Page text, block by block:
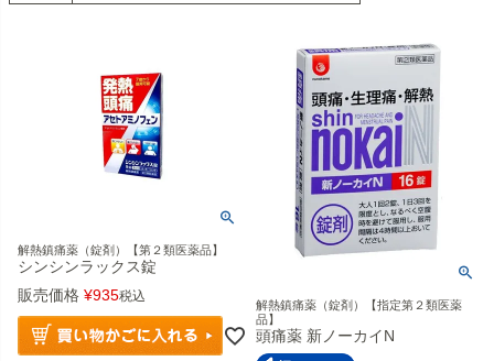
解熱鎮痛薬（錠剤）【第２類医薬品】
シンシンラックス錠
販売価格 ¥935税込
解熱鎮痛薬（錠剤）【指定第２類医薬
品】
頭痛薬 新ノーカイN